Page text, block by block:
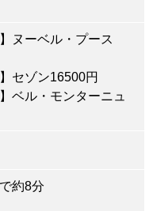
ヌーベル・プース
セゾン16500円
ベル・モンターニュ
約8分